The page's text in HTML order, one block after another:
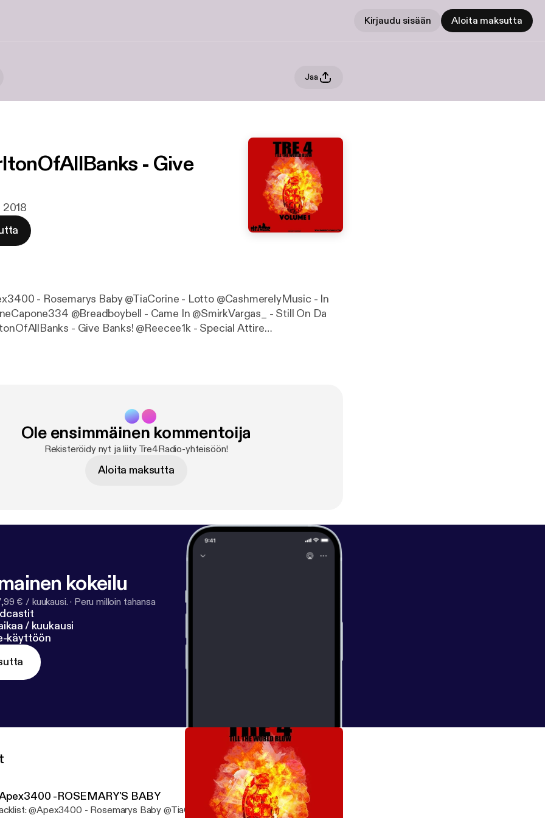
Kirjaudu sisään Aloita maksutta
Jaa
- Give
2018
- Rosemarys Baby @TiaCorine - Lotto @CashmerelyMusic - In
@Breadboybell - Came In @SmirkVargas_ - Still On Da
Ole ensimmäinen kommentoija
Rekisteröidy nyt ja liity Tre4Radio-yhteisöön!
Aloita maksutta
kokeilu
€ / kuukausi. · Peru milloin tahansa
/ kuukausi
käyttöön
-ROSEMARY'S BABY
@Apex3400 - Rosemarys Baby @TiaCorine - Lotto @CashmerelyMusic -